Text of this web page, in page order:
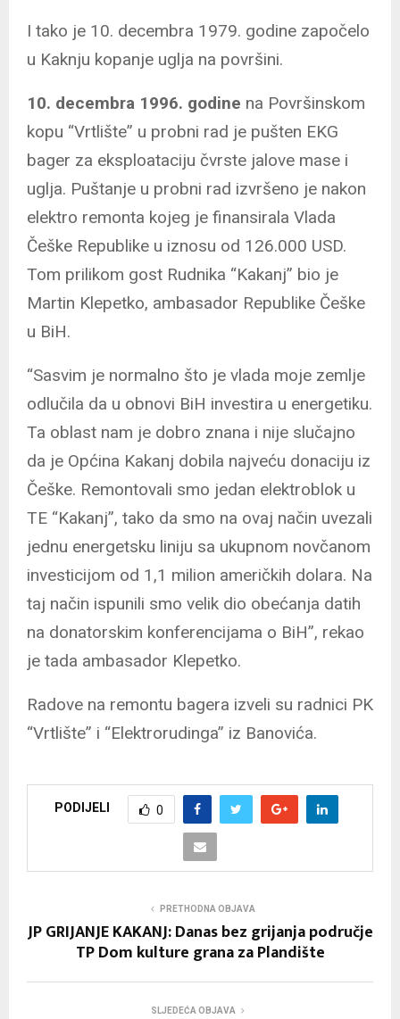
I tako je 10. decembra 1979. godine započelo
u Kaknju kopanje uglja na površini.
10. decembra 1996. godine na Površinskom
kopu “Vrtlište” u probni rad je pušten EKG
bager za eksploataciju čvrste jalove mase i
uglja. Puštanje u probni rad izvršeno je nakon
elektro remonta kojeg je finansirala Vlada
Češke Republike u iznosu od 126.000 USD.
Tom prilikom gost Rudnika “Kakanj” bio je
Martin Klepetko, ambasador Republike Češke
u BiH.
“Sasvim je normalno što je vlada moje zemlje
odlučila da u obnovi BiH investira u energetiku.
Ta oblast nam je dobro znana i nije slučajno
da je Općina Kakanj dobila najveću donaciju iz
Češke. Remontovali smo jedan elektroblok u
TE “Kakanj”, tako da smo na ovaj način uvezali
jednu energetsku liniju sa ukupnom novčanom
investicijom od 1,1 milion američkih dolara. Na
taj način ispunili smo velik dio obećanja datih
na donatorskim konferencijama o BiH”, rekao
je tada ambasador Klepetko.
Radove na remontu bagera izveli su radnici PK
“Vrtlište” i “Elektrorudinga” iz Banovića.
PODIJELI 0
PRETHODNA OBJAVA
JP GRIJANJE KAKANJ: Danas bez grijanja područje
TP Dom kulture grana za Plandište
SLJEDEĆA OBJAVA